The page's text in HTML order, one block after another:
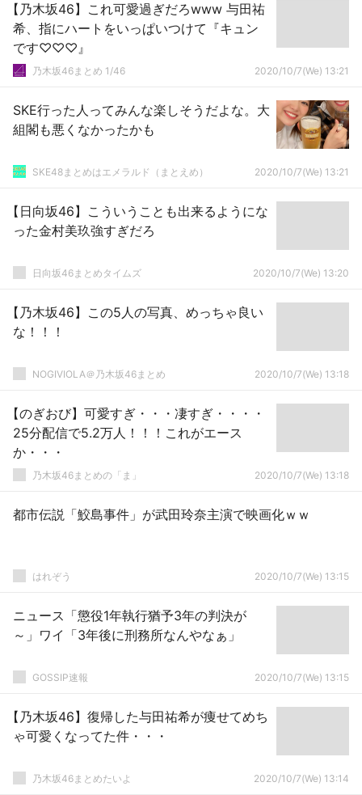
【乃木坂46】これ可愛過ぎだろwww 与田祐
希、指にハートをいっぱいつけて『キュン
です♡♡♡』
乃木坂46まとめ 1/46 2020/10/7(We) 13:21
SKE行った人ってみんな楽しそうだよな。大
組閣も悪くなかったかも
SKE48まとめはエメラルド（まとえめ） 2020/10/7(We) 13:21
【日向坂46】こういうことも出来るようにな
った金村美玖強すぎだろ
日向坂46まとめタイムズ 2020/10/7(We) 13:20
【乃木坂46】この5人の写真、めっちゃ良い
な！！！
NOGIVIOLA＠乃木坂46まとめ 2020/10/7(We) 13:18
【のぎおび】可愛すぎ・・・凄すぎ・・・・
25分配信で5.2万人！！！これがエース
か・・・
乃木坂46まとめの「ま」 2020/10/7(We) 13:18
都市伝説「鮫島事件」が武田玲奈主演で映画化ｗｗ
はれぞう 2020/10/7(We) 13:15
ニュース「懲役1年執行猶予3年の判決が
～」ワイ「3年後に刑務所なんやなぁ」
GOSSIP速報 2020/10/7(We) 13:15
【乃木坂46】復帰した与田祐希が痩せてめち
ゃ可愛くなってた件・・・
乃木坂46まとめたいよ 2020/10/7(We) 13:14